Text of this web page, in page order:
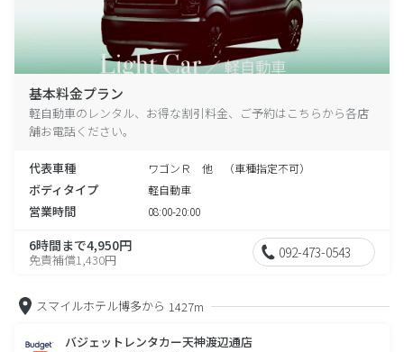
基本料金プラン
軽自動車のレンタル、お得な割引料金、ご予約はこちらから各店
舗お電話ください。
代表車種 ワゴンＲ 他 （車種指定不可）
ボディタイプ 軽自動車
営業時間 08:00-20:00
6時間まで4,950円
免責補償1,430円 092-473-0543
スマイルホテル博多から 1427m
バジェットレンタカー天神渡辺通店